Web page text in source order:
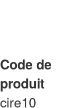
Code de
produit
cire10